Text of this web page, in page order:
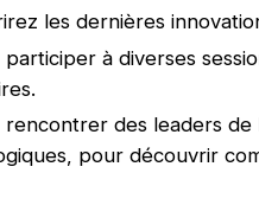
les dernières
à diverses
rencontrer des leaders
pour découvrir